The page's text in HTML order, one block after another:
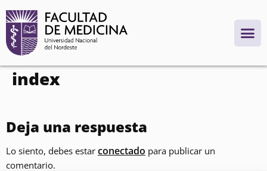
contenido
index
Deja una respuesta
Lo siento, debes estar conectado para publicar un
comentario.